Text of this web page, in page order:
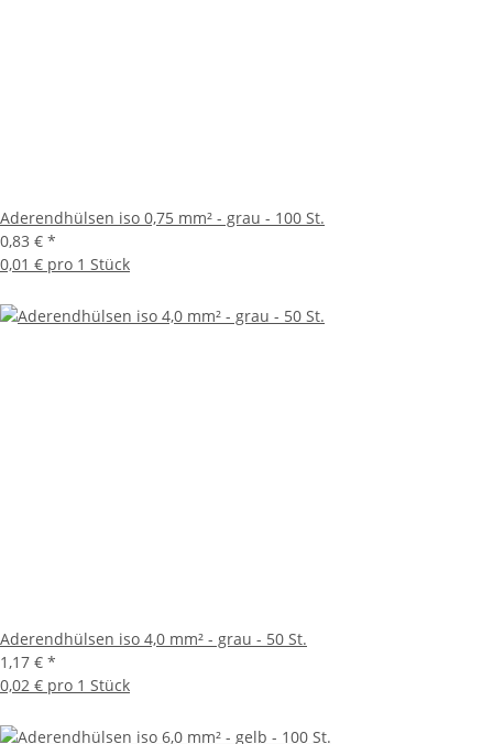
Aderendhülsen iso 0,75 mm² - grau - 100 St.
0,83 € *
0,01 € pro 1 Stück
Aderendhülsen iso 4,0 mm² - grau - 50 St.
1,17 € *
0,02 € pro 1 Stück